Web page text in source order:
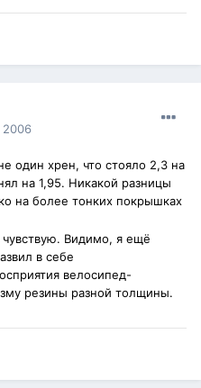
один хрен, что стояло 2,3 на
на 1,95. Никакой разницы
на более тонких покрышках
Видимо, я ещё
в себе
велосипед-
резины разной толщины.